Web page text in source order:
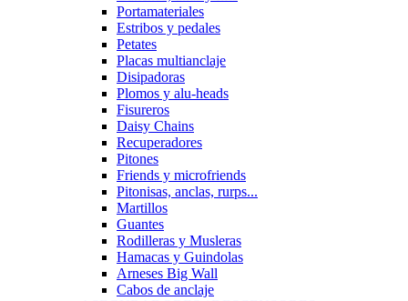
Portamateriales
Estribos y pedales
Petates
Placas multianclaje
Disipadoras
Plomos y alu-heads
Fisureros
Daisy Chains
Recuperadores
Pitones
Friends y microfriends
Pitonisas, anclas, rurps...
Martillos
Guantes
Rodilleras y Musleras
Hamacas y Guindolas
Arneses Big Wall
Cabos de anclaje